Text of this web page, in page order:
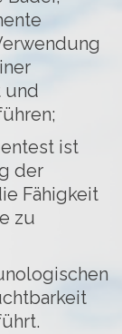
und
ist
der
Fähigkeit
zu